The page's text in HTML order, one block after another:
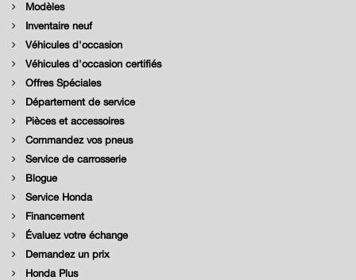
Modèles
Inventaire neuf
Véhicules d'occasion
Véhicules d'occasion certifiés
Offres Spéciales
Département de service
Pièces et accessoires
Commandez vos pneus
Service de carrosserie
Blogue
Service Honda
Financement
Évaluez votre échange
Demandez un prix
Honda Plus